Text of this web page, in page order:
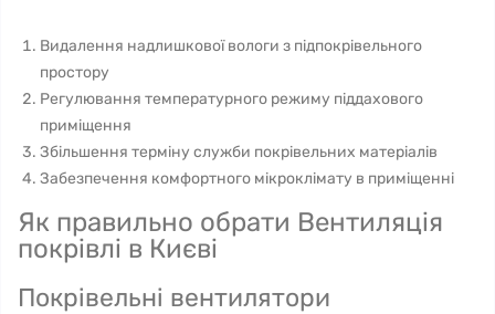
Видалення надлишкової вологи з підпокрівельного
простору
Регулювання температурного режиму піддахового
приміщення
Збільшення терміну служби покрівельних матеріалів
Забезпечення комфортного мікроклімату в приміщенні
Як правильно обрати Вентиляція
покрівлі в Києві
Покрівельні вентилятори